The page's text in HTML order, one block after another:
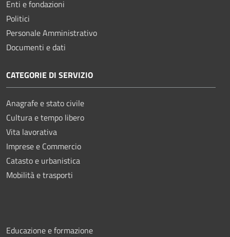
Enti e fondazioni
Politici
Personale Amministrativo
Documenti e dati
CATEGORIE DI SERVIZIO
Anagrafe e stato civile
Cultura e tempo libero
Vita lavorativa
Imprese e Commercio
Catasto e urbanistica
Mobilità e trasporti
Educazione e formazione